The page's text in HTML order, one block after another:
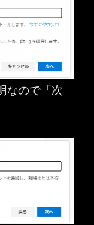
なので「次